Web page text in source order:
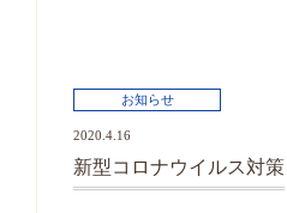
お知らせ
2020.4.16
新型コロナウイルス対策